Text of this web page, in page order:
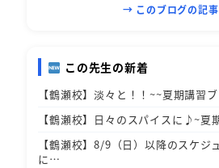
→ このブログの記
この先生の新着
【鶴瀬校】淡々と！！~~夏期講習
【鶴瀬校】日々のスパイスに♪~
【鶴瀬校】8/9（日）以降のスケジ
に…